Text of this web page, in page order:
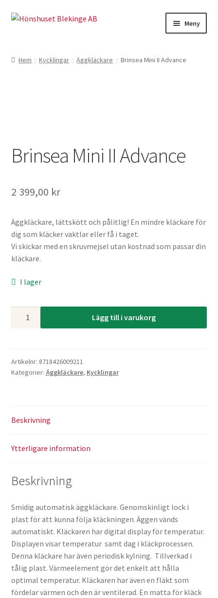
Hoppa
Hoppa
Meny
Hemmet
Hem Kycklingar Äggkläckare Brinsea Mini II Advance
Brinsea Mini II Advance
2 399,00 kr
Äggkläckare, lättskött och pålitlig! En mindre kläckare för
dig som kläcker vaktlar eller få i taget.
Vi skickar med en skruvmejsel utan kostnad som passar din
kläckare.
I lager
mängd
Lägg till i varukorg
Artikelnr: 8718426009211
Kategorier: Äggkläckare, Kycklingar
Beskrivning
Ytterligare information
Beskrivning
Smidig automatisk äggkläckare. Genomskinligt lock i
plast för att kunna följa kläckningen. Äggen vänds
automatiskt. Kläckaren har digital display för temperatur.
Displayen visar temperatur samt dag i kläckprocessen.
Denna kläckare har även periodisk kylning. Tillverkad i
tålig plast. Värmeelement gör det enkelt att hålla
optimal temperatur. Kläckaren har även en fläkt som
fördelar värmen och den är ventilerad. En matta för kläck